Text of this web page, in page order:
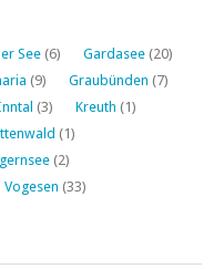
See (6) Gardasee (20)
(9) Graubünden (7)
(3) Kreuth (1)
(1)
(2)
Vogesen (33)